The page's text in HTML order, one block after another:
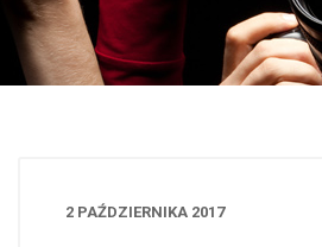
2 PAŹDZIERNIKA 2017